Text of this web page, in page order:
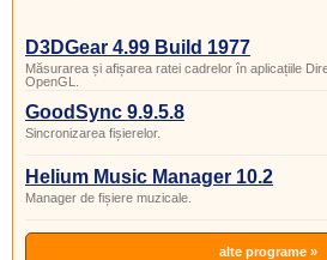
D3DGear 4.99 Build 1977
Măsurarea și afișarea ratei cadrelor în aplicațiile
OpenGL.
GoodSync 9.9.5.8
Sincronizarea fișierelor.
Helium Music Manager 10.2
Manager de fișiere muzicale.
alte programe »